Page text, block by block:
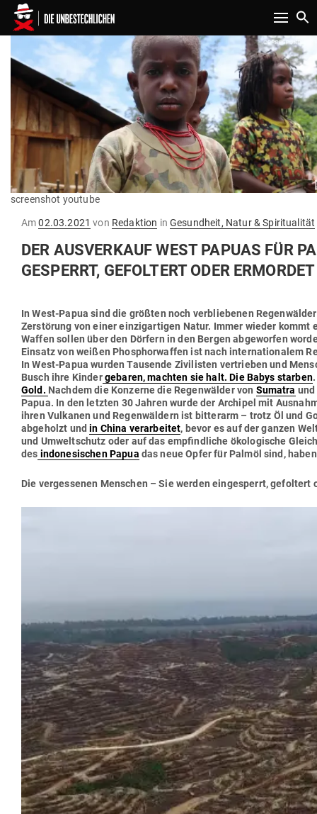
Toggle
screenshot youtube
AmGepostet
02.03.2021 von Redaktion in Gesundheit, Natur & Spiritualität
DER AUS­VERKAUF WEST PAPUAS FÜR
GE­SPERRT, GEFOLTERT ODER
In West-Papua sind die größten noch ver­blie­benen
Zer­störung von einer ein­zig­ar­tigen Natur. Immer wieder kommt
Waffen sollen über den Dörfern in den Bergen abge­worfen
Einsatz von weißen Phos­phor­waffen ist nach inter­na­tio­nalem
In West-Papua wurden Tau­sende Zivi­listen ver­trieben und
Busch ihre Kindergebaren, machten sie halt. Die Babys starben
Gold. Nachdem die Kon­zerne die Regen­wälder von Sumatra und
Papua. In den letzten 30 Jahren wurde der Archipel mit
ihren Vul­kanen und Regen­wäldern ist bit­terarm – trotz Öl und
abge­holzt undin China ver­ar­beitet, bevor es auf der ganzen
und Umwelt­schutz oder auf das emp­find­liche öko­lo­gische
des indo­ne­si­schen Papua das neue Opfer für Palmöl sind,
Die ver­ges­senen Men­schen – Sie werden ein­ge­sperrt,